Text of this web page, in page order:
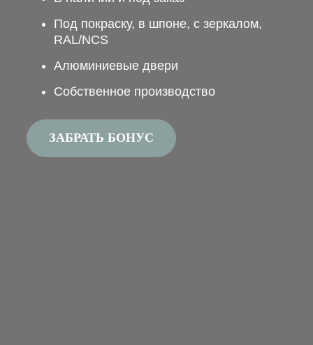
Под покраску, в шпоне, с зеркалом,
RAL/NCS
Алюминиевые двери
Собственное производство
ЗАБРАТЬ БОНУС